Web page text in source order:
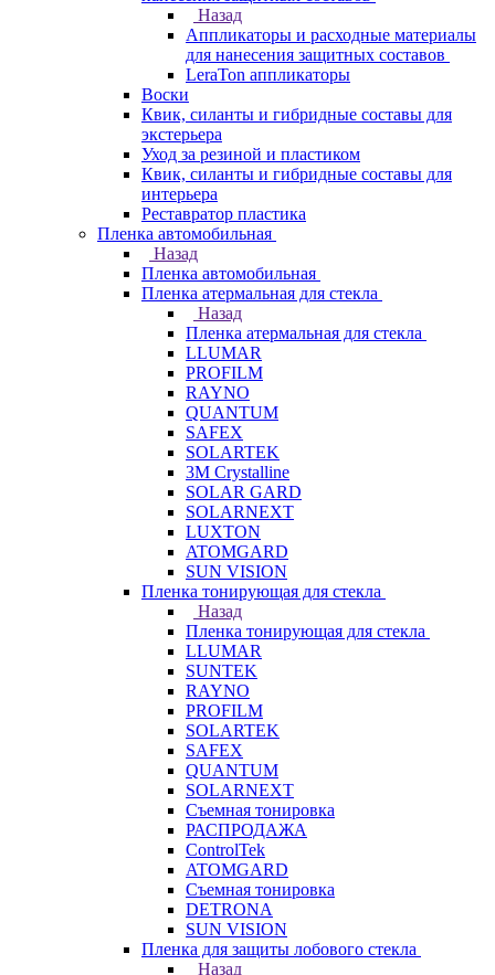
Назад
Аппликаторы и расходные материалы
для нанесения защитных составов
LeraTon аппликаторы
Воски
Квик, силанты и гибридные составы для
экстерьера
Уход за резиной и пластиком
Квик, силанты и гибридные составы для
интерьера
Реставратор пластика
Пленка автомобильная
Назад
Пленка автомобильная
Пленка атермальная для стекла
Назад
Пленка атермальная для стекла
LLUMAR
PROFILM
RAYNO
QUANTUM
SAFEX
SOLARTEK
3M Crystalline
SOLAR GARD
SOLARNEXT
LUXTON
ATOMGARD
SUN VISION
Пленка тонирующая для стекла
Назад
Пленка тонирующая для стекла
LLUMAR
SUNTEK
RAYNO
PROFILM
SOLARTEK
SAFEX
QUANTUM
SOLARNEXT
Съемная тонировка
РАСПРОДАЖА
ControlTek
ATOMGARD
Съемная тонировка
DETRONA
SUN VISION
Пленка для защиты лобового стекла
Назад